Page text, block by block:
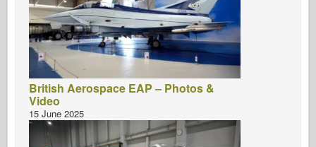
British Aerospace EAP – Photos &
Video
15 June 2025